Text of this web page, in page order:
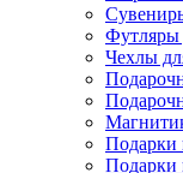
Футляры
Чехлы
Подарки
Подарки